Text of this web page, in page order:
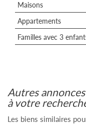
Maisons
Appartements
Familles avec 3
autres annonces immobilières correspondant
à votre
Les biens similaires